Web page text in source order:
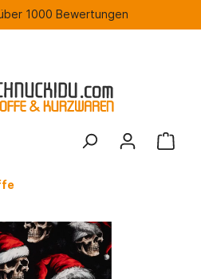
1000 Bewertungen